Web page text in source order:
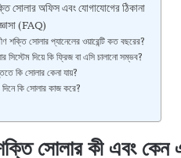
সোলার অফিস এবং যোগাযোগের ঠিকানা
(FAQ)
শক্তি সোলার প্যানেলের ওয়ারেন্টি কত বছরের?
সিস্টেম দিয়ে কি ফ্রিজ বা এসি চালানো সম্ভব?
কি সোলার কেনা যায়?
দিনে কি সোলার কাজ করে?
সোলার কী এবং কেন